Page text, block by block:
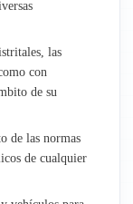
las
con
de su
de las normas
de cualquier